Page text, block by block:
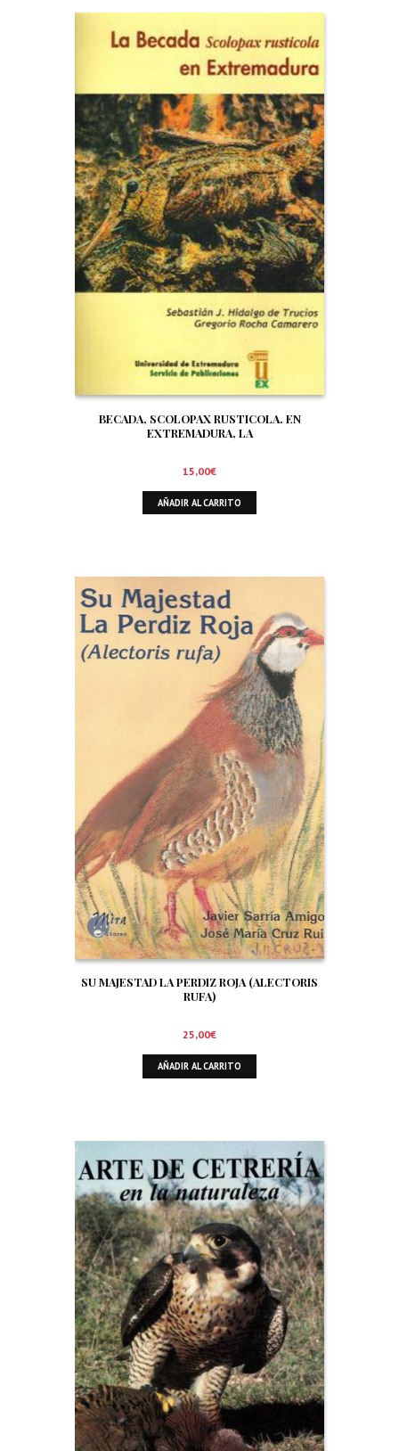
BECADA, SCOLOPAX RUSTICOLA. EN
EXTREMADURA, LA
15,00€
AÑADIR AL CARRITO
SU MAJESTAD LA PERDIZ ROJA (ALECTORIS
RUFA)
25,00€
AÑADIR AL CARRITO